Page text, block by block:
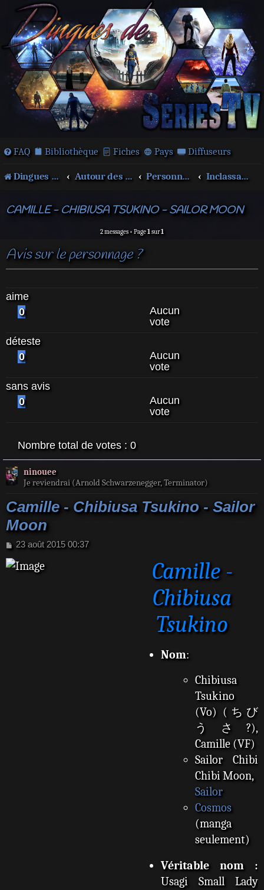
FAQ Bibliothèque Fiches Pays Diffuseurs
Dingues de séries télé ! Autour des films et séries Personnages Inclassables
CAMILLE - CHIBIUSA TSUKINO - SAILOR MOON
2 messages • Page1sur1
Avis sur le personnage ?
aime
0
Aucun
vote
déteste
0
Aucun
vote
sans avis
0
Aucun
vote
Nombre total de votes : 0
ninouee
Je reviendrai (Arnold Schwarzenegger, Terminator)
Camille - Chibiusa Tsukino - Sailor
Moon
M
s
23 août 2015 00:37
Camille -
Chibiusa
Tsukino
Nom:
Chibiusa
Tsukino
(Vo) (ちび
うさ?),
Camille (VF)
Sailor Chibi
Chibi Moon,
Sailor
Cosmos
(manga
seulement)
Véritable nom :
Usagi Small Lady